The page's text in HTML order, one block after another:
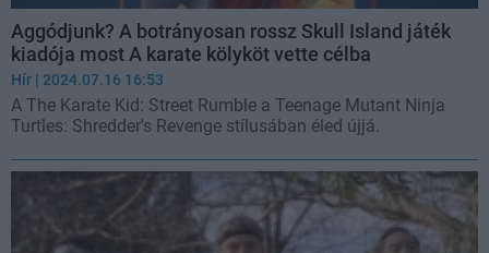
Aggódjunk? A botrányosan rossz Skull Island játék
kiadója most A karate kölyköt vette célba
Hír | 2024.07.16 16:53
A The Karate Kid: Street Rumble a Teenage Mutant Ninja
Turtles: Shredder's Revenge stílusában éled újjá.